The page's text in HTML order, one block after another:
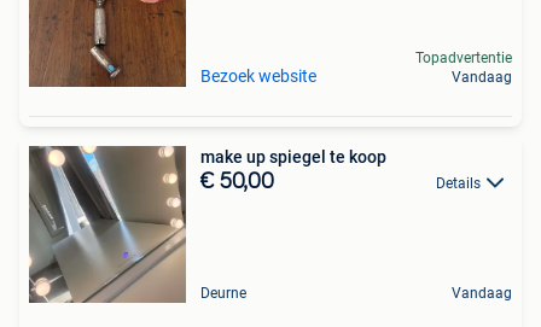
Bezoek website
Topadvertentie
Vandaag
make up spiegel te koop
€ 50,00 Details
Deurne Vandaag